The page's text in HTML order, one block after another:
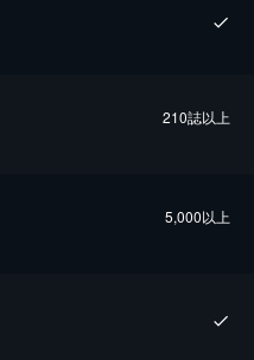
210誌以上
5,000以上